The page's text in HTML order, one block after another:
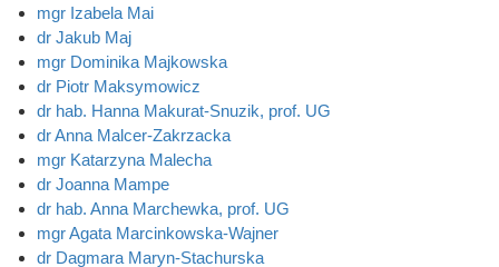
mgr Izabela Mai
dr Jakub Maj
mgr Dominika Majkowska
dr Piotr Maksymowicz
dr hab. Hanna Makurat-Snuzik, prof. UG
dr Anna Malcer-Zakrzacka
mgr Katarzyna Malecha
dr Joanna Mampe
dr hab. Anna Marchewka, prof. UG
mgr Agata Marcinkowska-Wajner
dr Dagmara Maryn-Stachurska